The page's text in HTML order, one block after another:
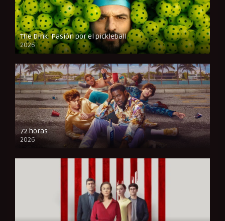
The Dink: Pasión por el pickleball
2026
FULL HD
72 horas
2026
FULL HD